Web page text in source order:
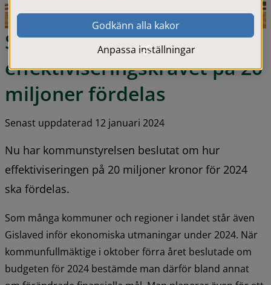
Så här ska
effektiviseringskravet på 20
miljoner fördelas
Senast uppdaterad 12 januari 2024
Nu har kommunstyrelsen beslutat om hur
effektiviseringen på 20 miljoner kronor för 2024
ska fördelas.
Som många kommuner och regioner i landet står även
Gislaved inför ekonomiska utmaningar under 2024. När
kommunfullmäktige i oktober förra året beslutade om
budgeten för 2024 bestämde man därför bland annat
Godkänn alla kakor
Anpassa inställningar